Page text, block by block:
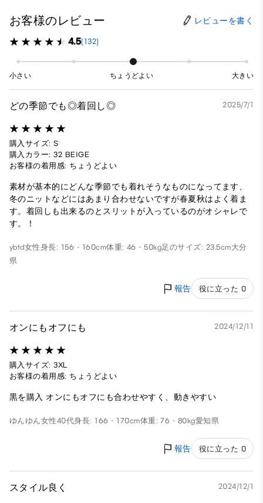
お客様のレビュー レビューを書く
4.5(132)
小さい ちょうどよい 大きい
どの季節でも◎着回し◎ 2025/7/1
購入サイズ: S
購入カラー: 32 BEIGE
お客様の着用感: ちょうどよい
素材が基本的にどんな季節でも着れそうなものになってます、
冬のニットなどにはあまり合わせないですが春夏秋はよく着ま
す。着回しも出来るのとスリットが入っているのがオシャレで
す。！
ybtd女性身長: 156 - 160cm体重: 46 - 50kg足のサイズ: 23.5cm大分
県
報告 役に立った 0
オンにもオフにも 2024/12/11
購入サイズ: 3XL
お客様の着用感: ちょうどよい
黒を購入 オンにもオフにも合わせやすく、動きやすい
ゆんゆん女性40代身長: 166 - 170cm体重: 76 - 80kg愛知県
報告 役に立った 0
スタイル良く 2024/12/1